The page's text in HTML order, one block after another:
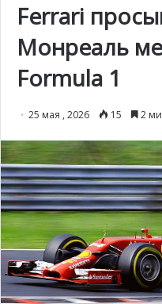
Ferrari
Монреаль
Formula 1
25 мая , 2026 15 2